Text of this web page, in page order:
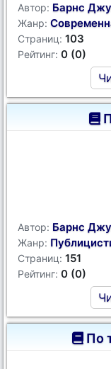
Автор: Барнс
Жанр:
Страниц: 103
Рейтинг: 0 (0)
Автор: Барнс
Жанр:
Страниц: 151
Рейтинг: 0 (0)
По